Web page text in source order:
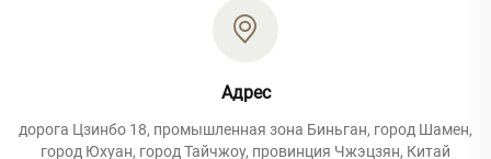
Адрес
дорога Цзинбо 18, промышленная зона Биньган, город Шамен,
город Юхуан, город Тайчжоу, провинция Чжэцзян, Китай